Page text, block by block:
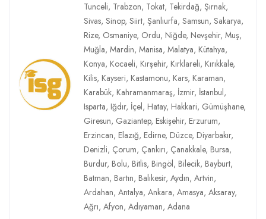
Tunceli, Trabzon, Tokat, Tekirdağ, Şırnak,
Sivas, Sinop, Siirt, Şanlıurfa, Samsun, Sakarya,
Rize, Osmaniye, Ordu, Niğde, Nevşehir, Muş,
Muğla, Mardin, Manisa, Malatya, Kütahya,
Konya, Kocaeli, Kırşehir, Kırklareli, Kırıkkale,
Kilis, Kayseri, Kastamonu, Kars, Karaman,
Karabük, Kahramanmaraş, İzmir, İstanbul,
Isparta, Iğdır, İçel, Hatay, Hakkari, Gümüşhane,
Giresun, Gaziantep, Eskişehir, Erzurum,
Erzincan, Elazığ, Edirne, Düzce, Diyarbakır,
Denizli, Çorum, Çankırı, Çanakkale, Bursa,
Burdur, Bolu, Bitlis, Bingöl, Bilecik, Bayburt,
Batman, Bartın, Balıkesir, Aydın, Artvin,
Ardahan, Antalya, Ankara, Amasya, Aksaray,
Ağrı, Afyon, Adıyaman, Adana